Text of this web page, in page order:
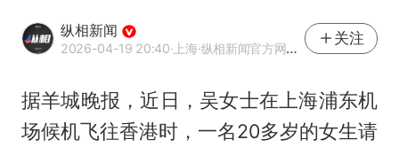
纵相新闻
2026-04-19 20:40·上海·纵相新闻官方网易号
关注
据羊城晚报，近日，吴女士在上海浦东机
场候机飞往香港时，一名20多岁的女生请